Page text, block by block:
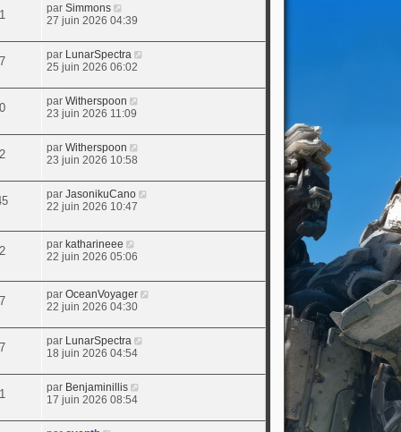
par Simmons
27 juin 2026 04:39
par LunarSpectra
25 juin 2026 06:02
par Witherspoon
23 juin 2026 11:09
par Witherspoon
23 juin 2026 10:58
par JasonikuCano
22 juin 2026 10:47
par katharineee
22 juin 2026 05:06
par OceanVoyager
22 juin 2026 04:30
par LunarSpectra
18 juin 2026 04:54
par Benjaminillis
17 juin 2026 08:54